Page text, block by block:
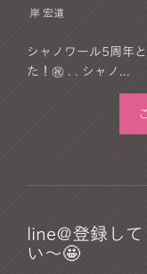
岸 宏道
シャノワール5周年
た！㊗️ . . シャノ...
line@登録して
い～🤩